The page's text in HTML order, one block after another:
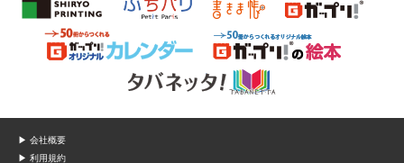
▶ 会社概要
▶ 利用規約